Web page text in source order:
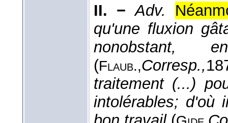
II. − Adv.
qu'une fluxion
nonobstant,
(Flaub.,Corresp.,
traitement (...)
intolérables; d'où